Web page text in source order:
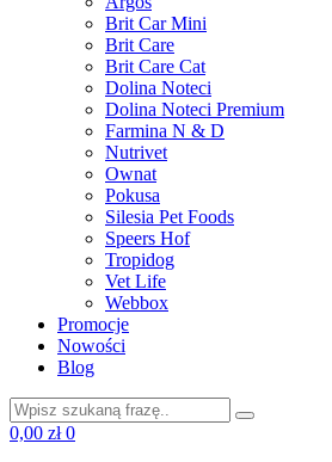
Brit Car Mini
Brit Care
Brit Care Cat
Dolina Noteci
Dolina Noteci Premium
Farmina N & D
Nutrivet
Ownat
Pokusa
Silesia Pet Foods
Speers Hof
Tropidog
Vet Life
Webbox
Promocje
Nowości
Blog
0,00 zł 0